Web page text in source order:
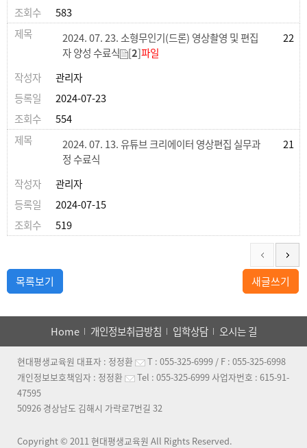
583
22
2024. 07. 23. 소형무인기(드론) 영상촬영 및 편집
자 양성 수료식
[2]파일
관리자
2024-07-23
554
21
2024. 07. 13. 유튜브 크리에이터 영상편집 실무과
정 수료식
관리자
2024-07-15
519
목록보기 새글쓰기
Home 개인정보취급방침 입학상담 오시는 길
현대평생교육원 대표자 : 정정환 T : 055-325-6999 / F : 055-325-6998
개인정보보호책임자 : 정정환 Tel : 055-325-6999사업자번호 : 615-91-
47595
50926 경상남도 김해시 가락로7번길 32
Copyright © 2011현대평생교육원 All Rights Reserved.